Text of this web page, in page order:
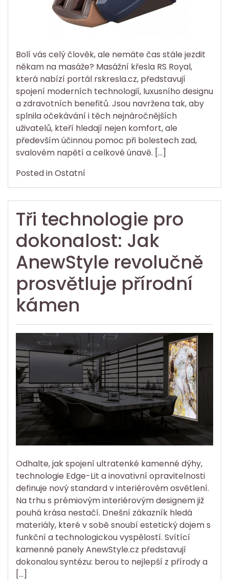
Bolí vás celý člověk, ale nemáte čas stále jezdit
někam na masáže? Masážní křesla RS Royal,
která nabízí portál rskresla.cz, představují
spojení moderních technologií, luxusního designu
a zdravotních benefitů. Jsou navržena tak, aby
splnila očekávání i těch nejnáročnějších
uživatelů, kteří hledají nejen komfort, ale
především účinnou pomoc při bolestech zad,
svalovém napětí a celkové únavě. […]
Posted inOstatní
Tři technologie pro
dokonalost: Jak
AnewStyle revolučně
prosvětluje přírodní
kámen
Odhalte, jak spojení ultratenké kamenné dýhy,
technologie Edge-Lit a inovativní opravitelnosti
definuje nový standard v interiérovém osvětlení.
Na trhu s prémiovým interiérovým designem již
pouhá krása nestačí. Dnešní zákazník hledá
materiály, které v sobě snoubí estetický dojem s
funkční a technologickou vyspělostí. Svítící
kamenné panely AnewStyle.cz představují
dokonalou syntézu: berou to nejlepší z přírody a
[…]